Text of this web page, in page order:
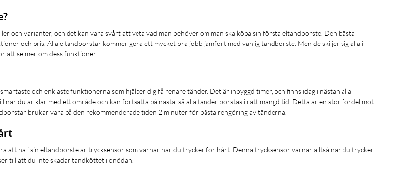
och varianter, och det kan vara svårt att veta vad man behöver om man ska köpa sin första eltandborste. Den bästa
och pris. Alla eltandborstar kommer göra ett mycket bra jobb jämfört med vanlig tandborste. Men de skiljer sig alla i
att se mer om dess funktioner.
och enklaste funktionerna som hjälper dig få renare tänder. Det är inbyggd timer, och finns idag i nästan alla
när du är klar med ett område och kan fortsätta på nästa, så alla tänder borstas i rätt mängd tid. Detta är en stor fördel mot
brukar vara på den rekommenderade tiden 2 minuter för bästa rengöring av tänderna.
att ha i sin eltandborste är trycksensor som varnar när du trycker för hårt. Denna trycksensor varnar alltså när du trycker
till att du inte skadar tandköttet i onödan.